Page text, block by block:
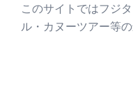
このサイトではフジ
ル・カヌーツアー等